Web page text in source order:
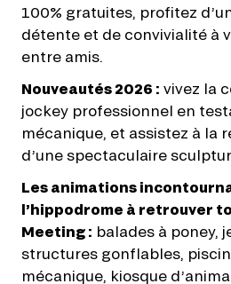
100% gratuites, profitez
détente et de convivialité à
entre amis.
Nouveautés 2026 : vivez la
jockey professionnel en
mécanique, et assistez à la
d’une spectaculaire
Les animations
l’hippodrome à retrouver
Meeting : balades à poney,
structures gonflables,
mécanique, kiosque